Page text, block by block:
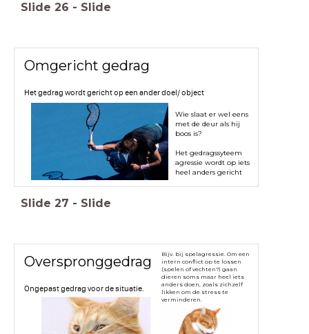
Slide 26 - Slide
Omgericht gedrag
Het gedrag wordt gericht op een ander doel/ object
Wie slaat er wel eens
met de deur als hij
boos is?
Het gedragssyteem
agressie wordt op iets
heel anders gericht
Slide 27 - Slide
Overspronggedrag
Ongepast gedrag voor de situatie.
Bijv. bij spelagressie. Om een
intern conflict op te lossen
(spelen of vechten?) gaan
dieren soms maar heel iets
anders doen, zoals zichzelf
likken om de stress te
verminderen.